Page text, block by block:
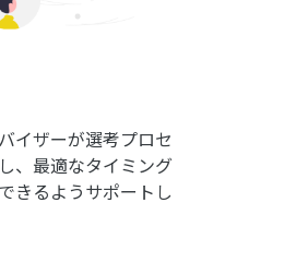
イザーが選考プロセ
、最適なタイミング
きるようサポートし